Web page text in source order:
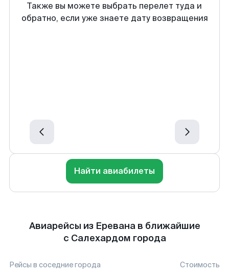
Также вы можете выбрать перелет туда и
обратно, если уже знаете дату возвращения
Найти авиабилеты
Авиарейсы из Еревана в ближайшие
с Салехардом города
Рейсы в соседние города Стоимость